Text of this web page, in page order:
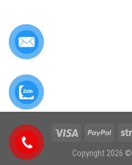
Copyright 2026 ©